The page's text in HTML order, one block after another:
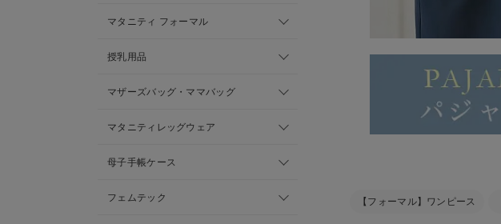
マタニティ フォーマル
授乳用品
マザーズバッグ・ママバッグ
マタニティレッグウェア
母子手帳ケース
フェムテック 【フォーマル】ワンピース